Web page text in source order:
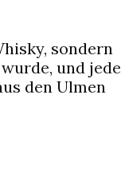
sondern
und jede
den Ulmen